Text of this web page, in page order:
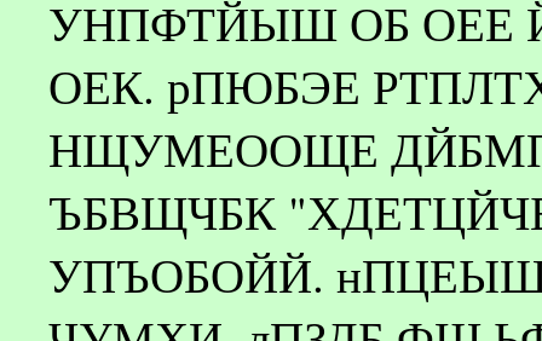
УНПФТЙЫШ ОБ ОЕЕ
ОЕК. рПЮБЭЕ
НЩУМЕООЩЕ
ЪБВЩЧБК
УПЪОБОЙЙ.